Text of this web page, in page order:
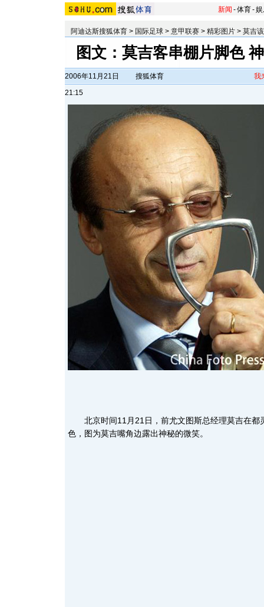
新闻 -体育-
阿迪达斯搜狐体育 > 国际足球 > 意甲联赛 > 精彩图片 > 莫吉
图文：莫吉客串棚片脚色
2006年11月21日
21:15
搜狐体育 我
北京时间11月21日，前尤文图斯总经理莫吉在都
色，图为莫吉嘴角边露出神秘的微笑。